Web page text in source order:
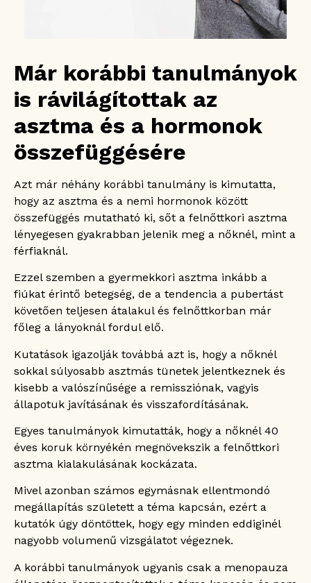
Már korábbi tanulmányok
is rávilágítottak az
asztma és a hormonok
összefüggésére
Azt már néhány korábbi tanulmány is kimutatta,
hogy az asztma és a nemi hormonok között
összefüggés mutatható ki, sőt a felnőttkori asztma
lényegesen gyakrabban jelenik meg a nőknél, mint a
férfiaknál.
Ezzel szemben a gyermekkori asztma inkább a
fiúkat érintő betegség, de a tendencia a pubertást
követően teljesen átalakul és felnőttkorban már
főleg a lányoknál fordul elő.
Kutatások igazolják továbbá azt is, hogy a nőknél
sokkal súlyosabb asztmás tünetek jelentkeznek és
kisebb a valószínűsége a remissziónak, vagyis
állapotuk javításának és visszafordításának.
Egyes tanulmányok kimutatták, hogy a nőknél 40
éves koruk környékén megnövekszik a felnőttkori
asztma kialakulásának kockázata.
Mivel azonban számos egymásnak ellentmondó
megállapítás született a téma kapcsán, ezért a
kutatók úgy döntöttek, hogy egy minden eddiginél
nagyobb volumenű vizsgálatot végeznek.
A korábbi tanulmányok ugyanis csak a menopauza